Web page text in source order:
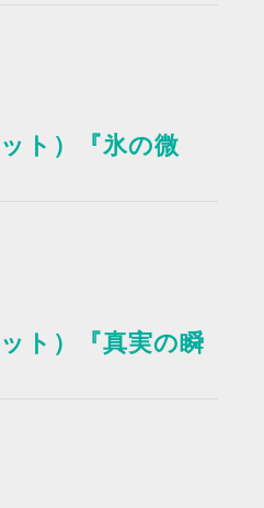
ト）『氷の微
ト）『真実の瞬